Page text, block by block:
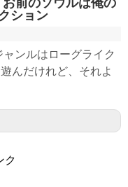
前のソウルは俺の
ション
ンルはローグライク
んだけれど、それよ
ク